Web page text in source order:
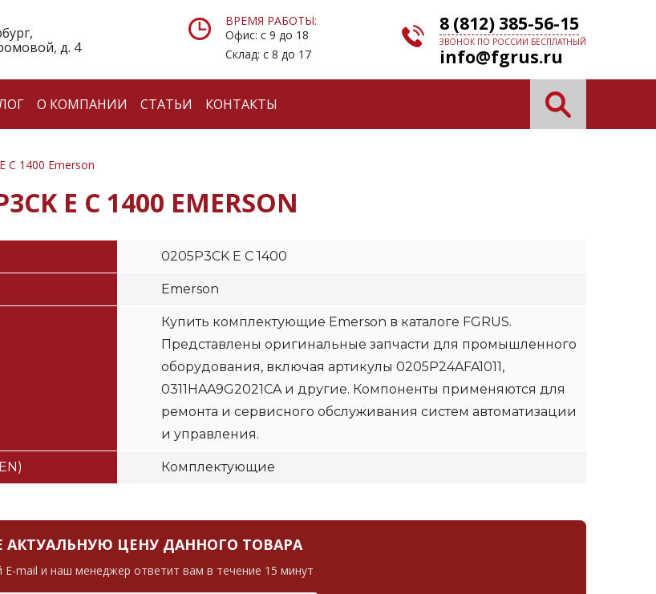
д. 4
ВРЕМЯ РАБОТЫ:
Офис: с 9 до 18
Склад: с 8 до 17
8 (812) 385-56-15
ЗВОНОК ПО РОССИИ БЕСПЛАТНЫЙ
info@fgrus.ru
О КОМПАНИИ СТАТЬИ КОНТАКТЫ
C 1400 Emerson
E C 1400 EMERSON
0205P3CK E C 1400
Emerson
Купить комплектующие Emerson в каталоге FGRUS.
Представлены оригинальные запчасти для промышленного
оборудования, включая артикулы 0205P24AFA1011,
0311HAA9G2021CA и другие. Компоненты применяются для
ремонта и сервисного обслуживания систем автоматизации
и управления.
Комплектующие
АКТУАЛЬНУЮ ЦЕНУ ДАННОГО ТОВАРА
E-mail и наш менеджер ответит вам в течение 15 минут